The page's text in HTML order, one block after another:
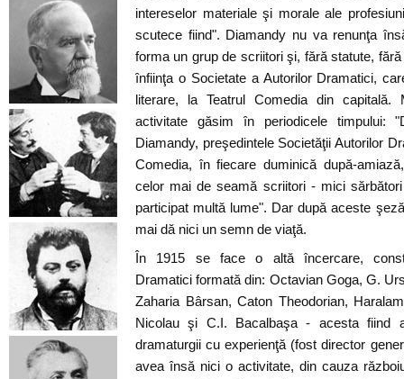
intereselor materiale şi morale ale
scutece fiind". Diamandy nu va renunţa
forma un grup de scriitori şi, fără statute,
înfiinţa o Societate a Autorilor Dramatici,
literare, la Teatrul Comedia din capitală.
activitate găsim în periodicele timpului:
Diamandy, preşedintele Societăţii Autorilor
Comedia, în fiecare duminică după-
celor mai de seamă scriitori - mici
participat multă lume". Dar după aceste
mai dă nici un semn de viaţă.
În 1915 se face o altă încercare,
Dramatici formată din: Octavian Goga, G.
Zaharia Bârsan, Caton Theodorian,
Nicolau şi C.I. Bacalbaşa - acesta fiind
dramaturgii cu experienţă (fost director
avea însă nici o activitate, din cauza